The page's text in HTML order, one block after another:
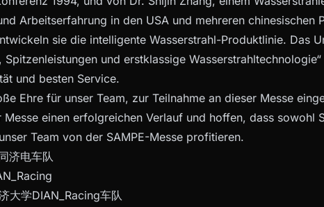
Arbeitserfahrung in den USA und mehreren chinesischen
sie die intelligente Wasserstrahl-Produktlinie. Das
Spitzenleistungen und erstklassige
und besten Service.
Ehre für unser Team, zur Teilnahme an dieser Messe
Messe einen erfolgreichen Verlauf und hoffen, dass sowohl
Team von der SAMPE-Messe profitieren.
济电车队
大学DIAN_Racing车队